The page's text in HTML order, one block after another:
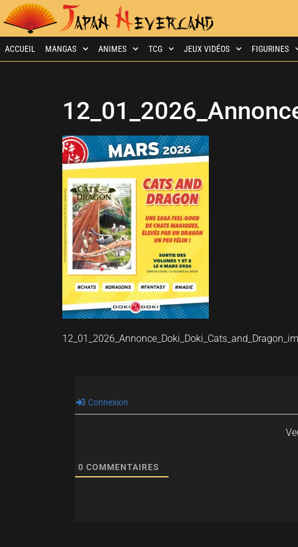
ACCUEIL MANGAS ANIMES TCG JEUX VIDÉOS FIGURINES
Connexion
0 COMMENTAIRES